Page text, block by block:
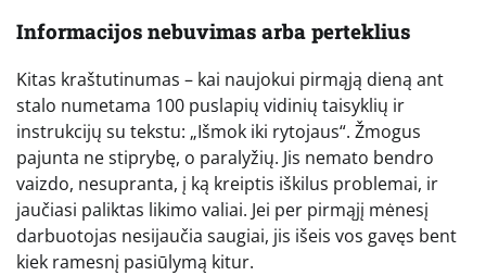
Informacijos nebuvimas arba perteklius
Kitas kraštutinumas – kai naujokui pirmąją dieną ant
stalo numetama 100 puslapių vidinių taisyklių ir
instrukcijų su tekstu: „Išmok iki rytojaus“. Žmogus
pajunta ne stiprybę, o paralyžių. Jis nemato bendro
vaizdo, nesupranta, į ką kreiptis iškilus problemai, ir
jaučiasi paliktas likimo valiai. Jei per pirmąjį mėnesį
darbuotojas nesijaučia saugiai, jis išeis vos gavęs bent
kiek ramesnį pasiūlymą kitur.